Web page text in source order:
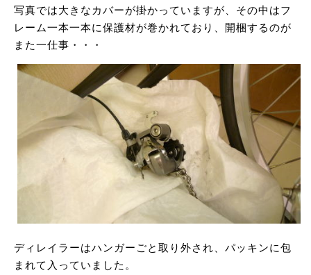
写真では大きなカバーが掛かっていますが、その中はフ
レーム一本一本に保護材が巻かれており、開梱するのが
また一仕事・・・
ディレイラーはハンガーごと取り外され、パッキンに包
まれて入っていました。